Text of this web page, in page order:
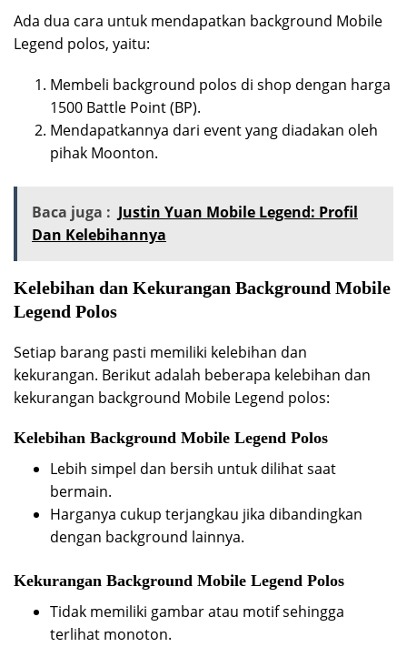
Ada dua cara untuk mendapatkan background Mobile
Legend polos, yaitu:
Membeli background polos di shop dengan harga
1500 Battle Point (BP).
Mendapatkannya dari event yang diadakan oleh
pihak Moonton.
Baca juga : Justin Yuan Mobile Legend: Profil
Dan Kelebihannya
Kelebihan dan Kekurangan Background Mobile
Legend Polos
Setiap barang pasti memiliki kelebihan dan
kekurangan. Berikut adalah beberapa kelebihan dan
kekurangan background Mobile Legend polos:
Kelebihan Background Mobile Legend Polos
Lebih simpel dan bersih untuk dilihat saat
bermain.
Harganya cukup terjangkau jika dibandingkan
dengan background lainnya.
Kekurangan Background Mobile Legend Polos
Tidak memiliki gambar atau motif sehingga
terlihat monoton.